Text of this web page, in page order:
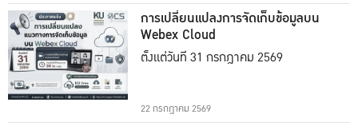
การเปลี่ยนแปลงการจัดเก็บข้อมูลบน
Webex Cloud
ตั้งแต่วันที่ 31 กรกฎาคม 2569
22 กรกฎาคม 2569